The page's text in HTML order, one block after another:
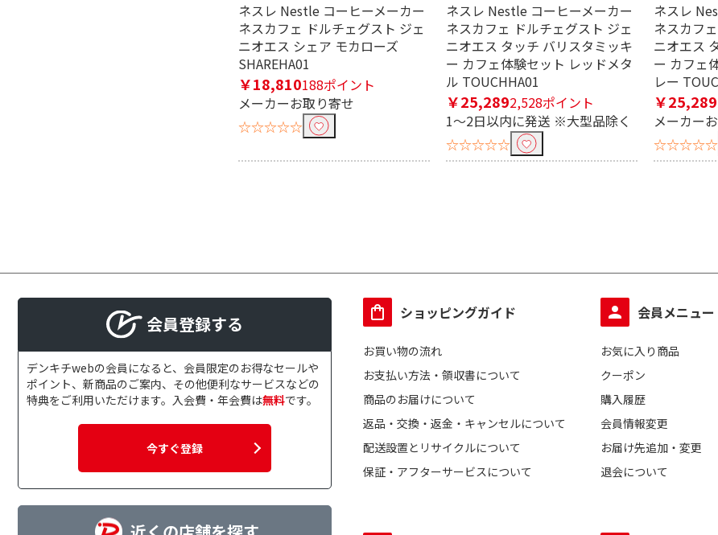
ネスレ Nestle コーヒーメーカー
ネスカフェ ドルチェグスト ジェ
ニオエス シェア モカローズ
SHAREHA01
￥18,810188ポイント
メーカーお取り寄せ
☆☆☆☆☆
ネスレ Nestle コーヒーメーカー
ネスカフェ ドルチェグスト ジェ
ニオエス タッチ バリスタミッキ
ー カフェ体験セット レッドメタ
ル TOUCHHA01
￥25,2892,528ポイント
1～2日以内に発送 ※大型品除く
☆☆☆☆☆
ネスレ
ネスカフ
ニオエス
ー カフェ
レー
￥25,289
メーカー
☆☆☆☆☆
会員登録する
デンキチwebの会員になると、会員限定のお得なセールや
ポイント、新商品のご案内、その他便利なサービスなどの
特典をご利用いただけます。入会費・年会費は無料です。
今すぐ登録
ショッピングガイド
お買い物の流れ
お支払い方法・領収書について
商品のお届けについて
返品・交換・返金・キャンセルについて
配送設置とリサイクルについて
保証・アフターサービスについて
会員メニュー
お気に入り商品
クーポン
購入履歴
会員情報変更
お届け先追加・変更
退会について